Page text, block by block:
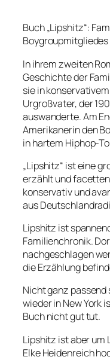
Buch „Lipshitz“:
Boygroupmitgliedes
In ihrem zweiten
Geschichte der
sie in
Urgroßvater, der
auswanderte. Am
Amerikanerin den
in hartem Hiphop-
„Lipshitz“ ist eine
erzählt und
konservativ und
aus
Lipshitz ist
Familienchronik.
nachgeschlagen
die Erzählung
Nicht ganz passend
wieder in New York
Buch nicht gut tut.
Lipshitz ist aber um
Elke Heidenreich